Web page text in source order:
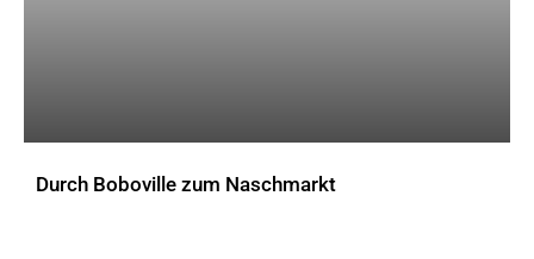
Durch Boboville zum Naschmarkt